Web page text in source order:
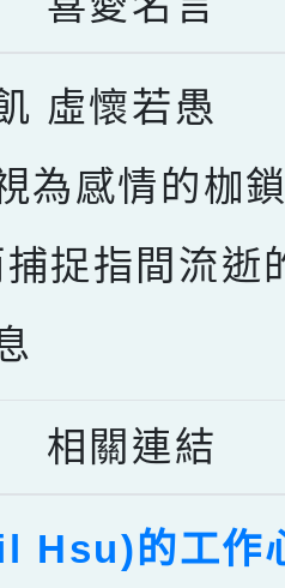
虛懷若愚
為感情的枷
捉指間流逝
相關連結
Hsu)的工作